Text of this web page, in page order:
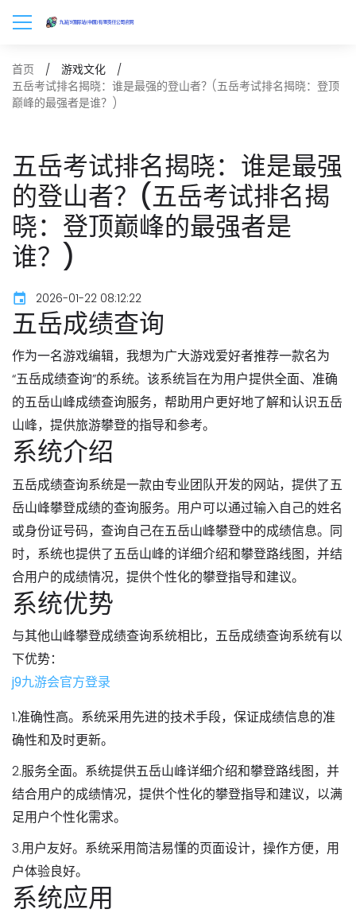
首页
游戏文化
五岳考试排名揭晓：谁是最强的登山者？(五岳考试排名揭晓：登顶
巅峰的最强者是谁？)
五岳考试排名揭晓：谁是最强
的登山者？(五岳考试排名揭
晓：登顶巅峰的最强者是
谁？)
2026-01-22 08:12:22
五岳成绩查询
作为一名游戏编辑，我想为广大游戏爱好者推荐一款名为
“五岳成绩查询”的系统。该系统旨在为用户提供全面、准确
的五岳山峰成绩查询服务，帮助用户更好地了解和认识五岳
山峰，提供旅游攀登的指导和参考。
系统介绍
五岳成绩查询系统是一款由专业团队开发的网站，提供了五
岳山峰攀登成绩的查询服务。用户可以通过输入自己的姓名
或身份证号码，查询自己在五岳山峰攀登中的成绩信息。同
时，系统也提供了五岳山峰的详细介绍和攀登路线图，并结
合用户的成绩情况，提供个性化的攀登指导和建议。
系统优势
与其他山峰攀登成绩查询系统相比，五岳成绩查询系统有以
下优势：
j9九游会官方登录
1.准确性高。系统采用先进的技术手段，保证成绩信息的准
确性和及时更新。
2.服务全面。系统提供五岳山峰详细介绍和攀登路线图，并
结合用户的成绩情况，提供个性化的攀登指导和建议，以满
足用户个性化需求。
3.用户友好。系统采用简洁易懂的页面设计，操作方便，用
户体验良好。
系统应用